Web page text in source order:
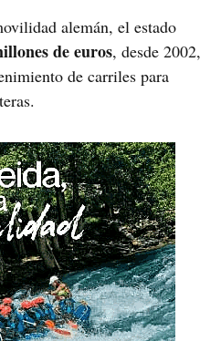
alemán, el estado
de euros, desde 2002,
de carriles para